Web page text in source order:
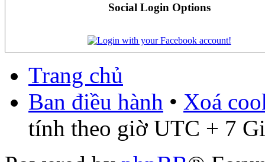
Social Login Options
Trang chủ
Ban điều hành • Xoá
tính theo giờ UTC + 7